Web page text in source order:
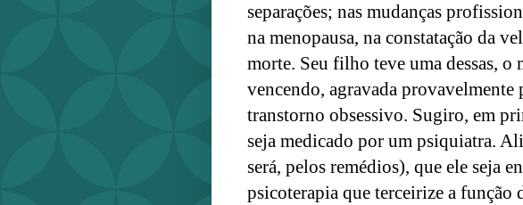
separações; nas mudanças
na menopausa, na constatação da
morte. Seu filho teve uma dessas, o
vencendo, agravada provavelmente
transtorno obsessivo. Sugiro, em
seja medicado por um psiquiatra.
será, pelos remédios), que ele seja
psicoterapia que terceirize a função